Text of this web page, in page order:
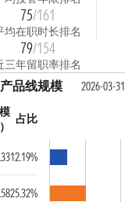
75/161
均在职时长排名
79/154
三年留职率排名
品线规模
2026-03-31
占比
12.19%
25.32%